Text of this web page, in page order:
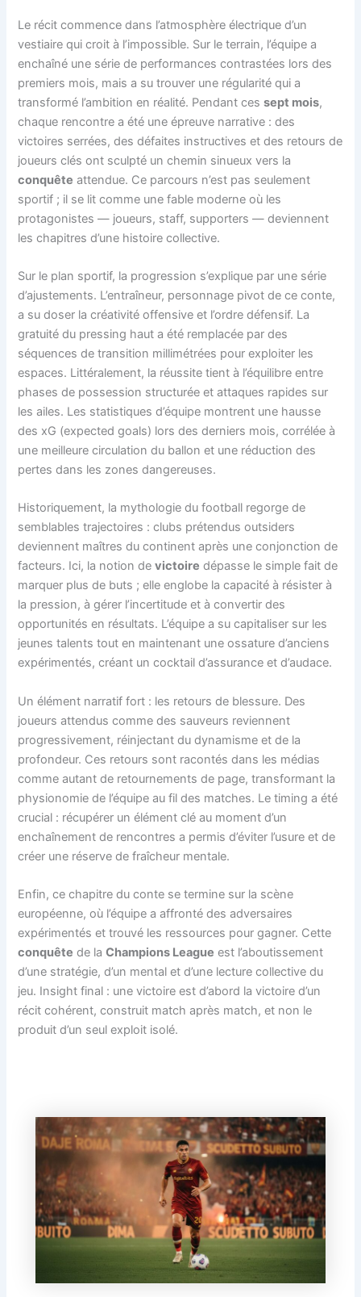
Le récit commence dans l’atmosphère électrique d’un
vestiaire qui croit à l’impossible. Sur le terrain, l’équipe a
enchaîné une série de performances contrastées lors des
premiers mois, mais a su trouver une régularité qui a
transformé l’ambition en réalité. Pendant cessept mois,
chaque rencontre a été une épreuve narrative : des
victoires serrées, des défaites instructives et des retours de
joueurs clés ont sculpté un chemin sinueux vers la
conquête attendue. Ce parcours n’est pas seulement
sportif ; il se lit comme une fable moderne où les
protagonistes — joueurs, staff, supporters — deviennent
les chapitres d’une histoire collective.
Sur le plan sportif, la progression s’explique par une série
d’ajustements. L’entraîneur, personnage pivot de ce conte,
a su doser la créativité offensive et l’ordre défensif. La
gratuité du pressing haut a été remplacée par des
séquences de transition millimétrées pour exploiter les
espaces. Littéralement, la réussite tient à l’équilibre entre
phases de possession structurée et attaques rapides sur
les ailes. Les statistiques d’équipe montrent une hausse
des xG (expected goals) lors des derniers mois, corrélée à
une meilleure circulation du ballon et une réduction des
pertes dans les zones dangereuses.
Historiquement, la mythologie du football regorge de
semblables trajectoires : clubs prétendus outsiders
deviennent maîtres du continent après une conjonction de
facteurs. Ici, la notion devictoire dépasse le simple fait de
marquer plus de buts ; elle englobe la capacité à résister à
la pression, à gérer l’incertitude et à convertir des
opportunités en résultats. L’équipe a su capitaliser sur les
jeunes talents tout en maintenant une ossature d’anciens
expérimentés, créant un cocktail d’assurance et d’audace.
Un élément narratif fort : les retours de blessure. Des
joueurs attendus comme des sauveurs reviennent
progressivement, réinjectant du dynamisme et de la
profondeur. Ces retours sont racontés dans les médias
comme autant de retournements de page, transformant la
physionomie de l’équipe au fil des matches. Le timing a été
crucial : récupérer un élément clé au moment d’un
enchaînement de rencontres a permis d’éviter l’usure et de
créer une réserve de fraîcheur mentale.
Enfin, ce chapitre du conte se termine sur la scène
européenne, où l’équipe a affronté des adversaires
expérimentés et trouvé les ressources pour gagner. Cette
conquête de laChampions League est l’aboutissement
d’une stratégie, d’un mental et d’une lecture collective du
jeu. Insight final : une victoire est d’abord la victoire d’un
récit cohérent, construit match après match, et non le
produit d’un seul exploit isolé.